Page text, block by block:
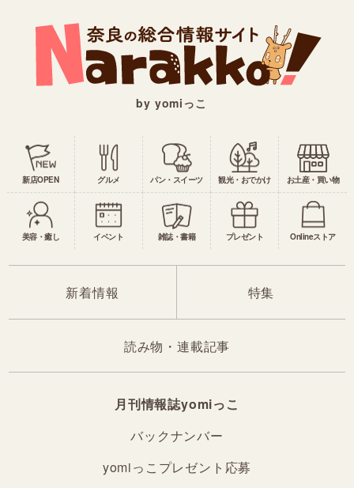
by yomiっこ
新店OPEN グルメ パン・スイーツ 観光・おでかけ お土産・買い物
美容・癒し イベント 雑誌・書籍 プレゼント Onlineストア
新着情報 特集
読み物・連載記事
月刊情報誌yomiっこ
バックナンバー
yomiっこプレゼント応募